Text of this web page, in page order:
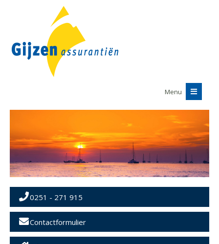
Menu
0251 - 271 915
Contactformulier